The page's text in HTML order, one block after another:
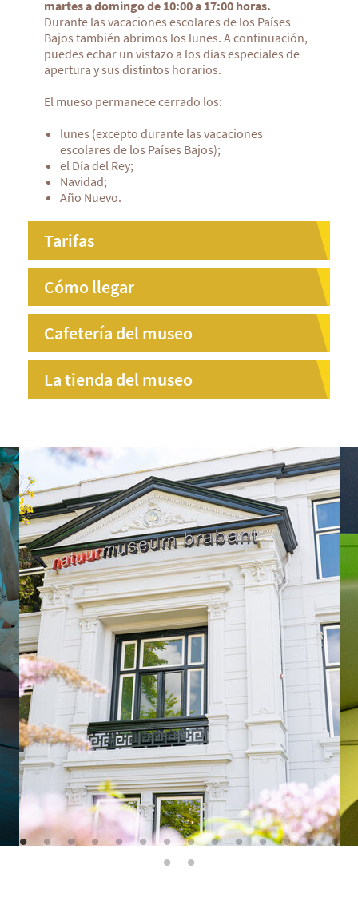
martes a domingo de 10:00 a 17:00 horas.
Durante las vacaciones escolares de los Países
Bajos también abrimos los lunes. A continuación,
puedes echar un vistazo a los días especiales de
apertura y sus distintos horarios.
El mueso permanece cerrado los:
lunes (excepto durante las vacaciones
escolares de los Países Bajos);
el Día del Rey;
Navidad;
Año Nuevo.
Tarifas
Cómo llegar
Cafetería del museo
La tienda del museo